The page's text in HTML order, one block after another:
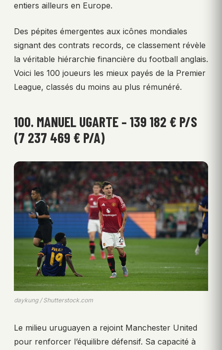
entiers ailleurs en Europe.
Des pépites émergentes aux icônes mondiales
signant des contrats records, ce classement révèle
la véritable hiérarchie financière du football anglais.
Voici les 100 joueurs les mieux payés de la Premier
League, classés du moins au plus rémunéré.
100. MANUEL UGARTE – 139 182 € P/S
(7 237 469 € P/A)
daykung / Shutterstock.com
Le milieu uruguayen a rejoint Manchester United
pour renforcer l’équilibre défensif. Sa capacité à